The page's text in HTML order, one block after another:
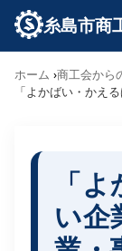
糸島市商
ホーム 商工会から
「よかばい・かえ
「
い企